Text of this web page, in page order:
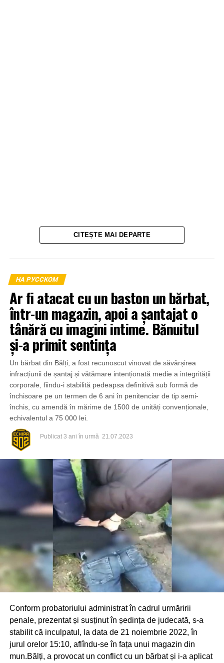
CITEȘTE MAI DEPARTE
НА РУССКОМ
Ar fi atacat cu un baston un bărbat,
într-un magazin, apoi a șantajat o
tânără cu imagini intime. Bănuitul
și-a primit sentința
Un bărbat din Bălți, a fost recunoscut vinovat de săvârșirea
infracțiunii de șantaj și vătămare intenționată medie a integrității
corporale, fiindu-i stabilită pedeapsa definitivă sub formă de
închisoare pe un termen de 6 ani în penitenciar de tip semi-
închis, cu amendă în mărime de 1500 de unități convenționale,
echivalentul a 75 000 lei.
Publicat 3 ani în urmă 21.07.2023
Conform probatoriului administrat în cadrul urmăririi
penale, prezentat și susținut în ședința de judecată, s-a
stabilit că inculpatul, la data de 21 noiembrie 2022, în
jurul orelor 15:10, aflîndu-se în fața unui magazin din
mun.Bălți, a provocat un conflict cu un bărbat și i-a aplicat